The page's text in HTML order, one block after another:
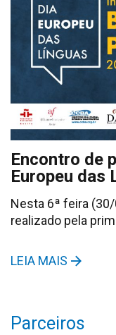
Encontro de
Europeu das
Nesta 6ª feira
realizado pela
LEIA MAIS
Parceiros